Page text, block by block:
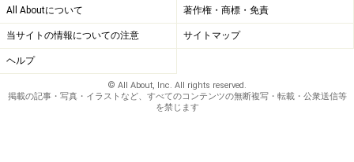
All Aboutについて 著作権・商標・免責
当サイトの情報についての注意 サイトマップ
ヘルプ
© All About, Inc. All rights reserved.
掲載の記事・写真・イラストなど、すべてのコンテンツの無断複写・転載・公衆送信等
を禁じます